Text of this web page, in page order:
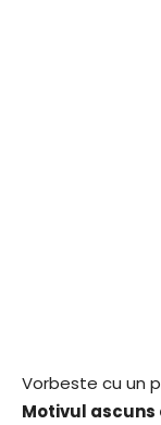
Vorbeste cu un
Motivul